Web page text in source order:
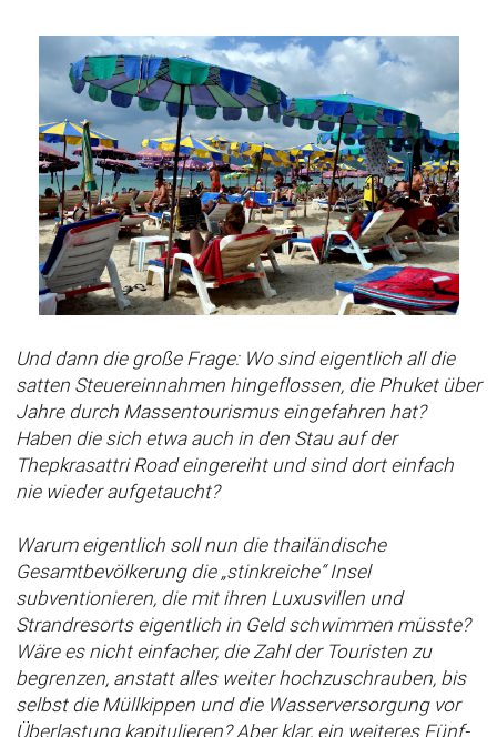
Und dann die große Frage: Wo sind eigentlich all die
satten Steuereinnahmen hingeflossen, die Phuket über
Jahre durch Massentourismus eingefahren hat?
Haben die sich etwa auch in den Stau auf der
Thepkrasattri Road eingereiht und sind dort einfach
nie wieder aufgetaucht?
Warum eigentlich soll nun die thailändische
Gesamtbevölkerung die „stinkreiche“ Insel
subventionieren, die mit ihren Luxusvillen und
Strandresorts eigentlich in Geld schwimmen müsste?
Wäre es nicht einfacher, die Zahl der Touristen zu
begrenzen, anstatt alles weiter hochzuschrauben, bis
selbst die Müllkippen und die Wasserversorgung vor
Überlastung kapitulieren? Aber klar, ein weiteres Fünf-